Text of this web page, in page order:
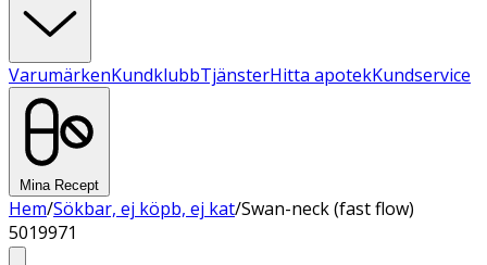
VarumärkenKundklubbTjänsterHitta apotekKundservice
Mina Recept
Hem/Sökbar, ej köpb, ej kat/Swan-neck (fast flow)
5019971